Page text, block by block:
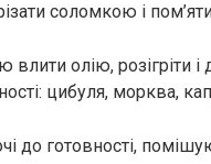
соломкою і
влити олію, розігріти і
цибуля, морква,
до готовності,